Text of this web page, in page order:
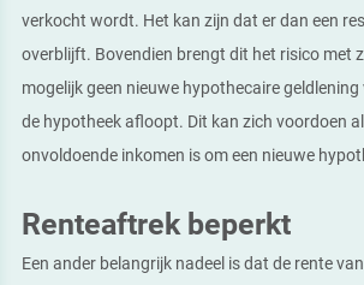
verkocht wordt. Het kan zijn dat er dan een
overblijft. Bovendien brengt dit het risico met
mogelijk geen nieuwe hypothecaire
de hypotheek afloopt. Dit kan zich voordoen
onvoldoende inkomen is om een nieuwe
Renteaftrek beperkt
Een ander belangrijk nadeel is dat de rente